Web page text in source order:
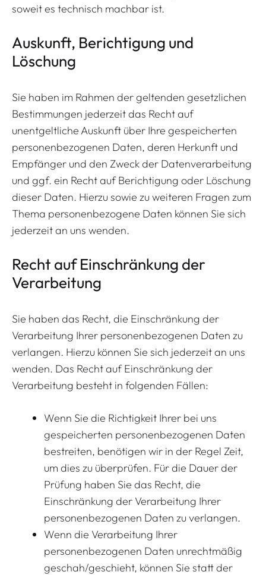
soweit es technisch machbar ist.
Auskunft, Berichtigung und
Löschung
Sie haben im Rahmen der geltenden gesetzlichen
Bestimmungen jederzeit das Recht auf
unentgeltliche Auskunft über Ihre gespeicherten
personenbezogenen Daten, deren Herkunft und
Empfänger und den Zweck der Datenverarbeitung
und ggf. ein Recht auf Berichtigung oder Löschung
dieser Daten. Hierzu sowie zu weiteren Fragen zum
Thema personenbezogene Daten können Sie sich
jederzeit an uns wenden.
Recht auf Einschränkung der
Verarbeitung
Sie haben das Recht, die Einschränkung der
Verarbeitung Ihrer personenbezogenen Daten zu
verlangen. Hierzu können Sie sich jederzeit an uns
wenden. Das Recht auf Einschränkung der
Verarbeitung besteht in folgenden Fällen:
Wenn Sie die Richtigkeit Ihrer bei uns
gespeicherten personenbezogenen Daten
bestreiten, benötigen wir in der Regel Zeit,
um dies zu überprüfen. Für die Dauer der
Prüfung haben Sie das Recht, die
Einschränkung der Verarbeitung Ihrer
personenbezogenen Daten zu verlangen.
Wenn die Verarbeitung Ihrer
personenbezogenen Daten unrechtmäßig
geschah/geschieht, können Sie statt der